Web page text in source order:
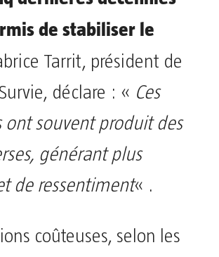
de stabiliser le
Tarrit, président de
déclare : « Ces
ont souvent produit des
générant plus
de ressentiment« .
coûteuses, selon les